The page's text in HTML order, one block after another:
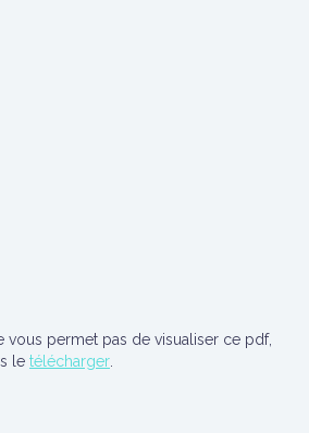
vous permet pas de visualiser ce pdf,
le télécharger